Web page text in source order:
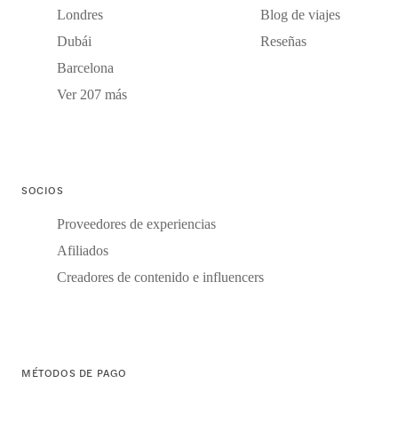
Londres
Dubái
Barcelona
Ver 207 más
Blog de viajes
Reseñas
SOCIOS
Proveedores de experiencias
Afiliados
Creadores de contenido e influencers
MÉTODOS DE PAGO